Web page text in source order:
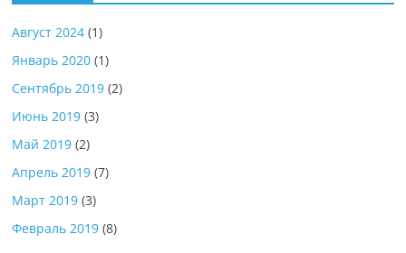
Август 2024 (1)
Январь 2020 (1)
Сентябрь 2019 (2)
Июнь 2019 (3)
Май 2019 (2)
Апрель 2019 (7)
Март 2019 (3)
Февраль 2019 (8)